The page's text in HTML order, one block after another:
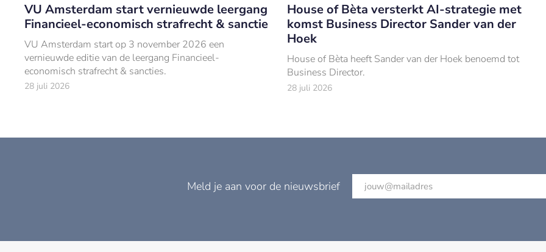
VU Amsterdam start vernieuwde leergang
Financieel-economisch strafrecht & sanctie
VU Amsterdam start op 3 november 2026 een
vernieuwde editie van de leergang Financieel-
economisch strafrecht & sancties.
28 juli 2026
House of Bèta versterkt AI-strategie met
komst Business Director Sander van der
Hoek
House of Bèta heeft Sander van der Hoek benoemd tot
Business Director.
28 juli 2026
Meld je aan voor de nieuwsbrief